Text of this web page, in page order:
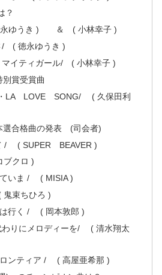
？
ゆうき ) ＆ ( 小林幸子 )
/ ( 徳永ゆうき )
マイティガール/ ( 小林幸子 )
賞受賞曲
LA LOVE SONG/ ( 久保田利
選合格曲の発表 (司会者)
/ ( SUPER BEAVER )
クロ )
いま / ( MISIA )
束ちひろ )
行く / ( 岡本敦郎 )
りにメロディーを/ ( 清水翔太
ンティア / ( 高屋亜希那 )